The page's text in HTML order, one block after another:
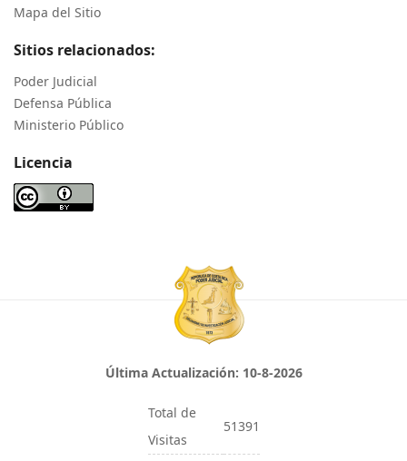
Mapa del Sitio
Sitios relacionados:
Poder Judicial
Defensa Pública
Ministerio Público
Licencia
Última Actualización: 10-8-2026
Total de
Visitas
51391